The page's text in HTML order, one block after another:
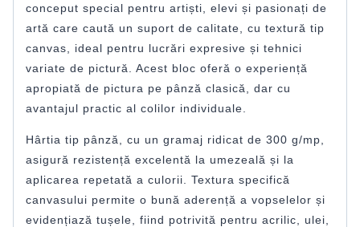
conceput special pentru artiști, elevi și pasionați de
artă care caută un suport de calitate, cu textură tip
canvas, ideal pentru lucrări expresive și tehnici
variate de pictură. Acest bloc oferă o experiență
apropiată de pictura pe pânză clasică, dar cu
avantajul practic al colilor individuale.
Hârtia tip pânză, cu un gramaj ridicat de 300 g/mp,
asigură rezistență excelentă la umezeală și la
aplicarea repetată a culorii. Textura specifică
canvasului permite o bună aderență a vopselelor și
evidențiază tușele, fiind potrivită pentru acrilic, ulei,